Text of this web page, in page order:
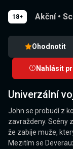
18+ Akční •
Ohodnotit
Nahlásit
Univerzální
John se probudí z
zavraždeny. Scény
že zabije muže,
Mezitím se